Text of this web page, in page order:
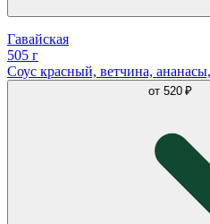
Гавайская
505 г
Соус красный, ветчина,
от 520 ₽